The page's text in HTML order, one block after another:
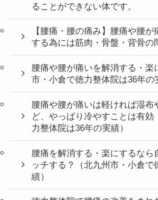
ることができない体です。
【腰痛・腰の痛み】腰痛や腰
する為には筋肉・骨盤・背骨の
腰痛や腰が痛いを解消する・楽
市・小倉で徳力整体院は36年の
腰痛や腰が痛いは軽ければ湿布
ど、やっぱり冷やすことは有効
力整体院は36年の実績）
腰痛を解消する・楽にするなら
ッチする？（北九州市・小倉で
績）